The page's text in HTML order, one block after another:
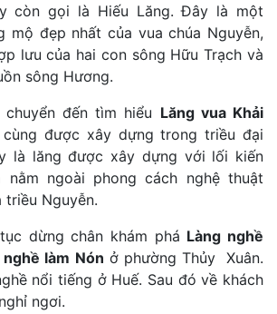
còn gọi là Hiếu Lăng. Đây là một
mộ đẹp nhất của vua chúa Nguyễn,
lưu của hai con sông Hữu Trạch và
sông Hương.
đến tìm hiểu Lăng vua Khải
được xây dựng trong triều đại
là lăng được xây dựng với lối kiến
ngoài phong cách nghệ thuật
Nguyễn.
dừng chân khám phá Làng nghề
làm Nón ở phường Thủy Xuân.
nổi tiếng ở Huế. Sau đó về khách
ngơi.